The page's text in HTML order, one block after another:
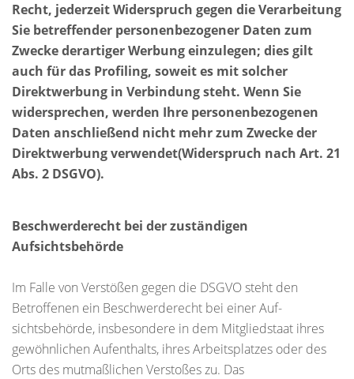
Recht, jederzeit Widerspruch gegen die Verarbeitung
Sie betreffender personenbezogener Daten zum
Zwecke derartiger Werbung einzulegen; dies gilt
auch für das Profiling, soweit es mit solcher
Direktwerbung in Verbindung steht. Wenn Sie
widersprechen, werden Ihre personenbezogenen
Daten anschließend nicht mehr zum Zwecke der
Direktwerbung verwendet(Widerspruch nach Art. 21
Abs. 2 DSGVO).
Beschwerderecht bei der zuständigen
Aufsichtsbehörde
Im Falle von Verstößen gegen die DSGVO steht den
Betroffenen ein Beschwerderecht bei einer Auf-
sichtsbehörde, insbesondere in dem Mitgliedstaat ihres
gewöhnlichen Aufenthalts, ihres Arbeitsplatzes oder des
Orts des mutmaßlichen Verstoßes zu. Das